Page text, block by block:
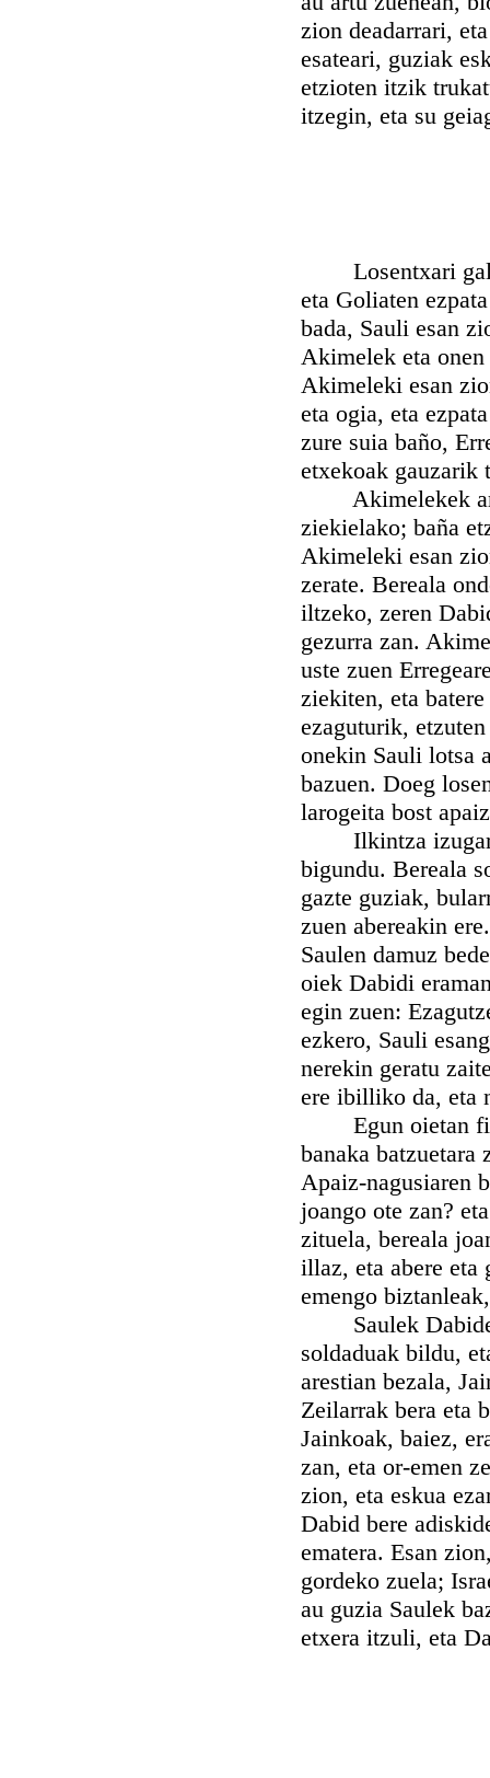
zion deadarrari,
esateari, guziak
etzioten itzik
itzegin, eta su
Losentxari
eta Goliaten
bada, Sauli esan
Akimelek eta
Akimeleki esan
eta ogia, eta
zure suia baño,
etxekoak gauzarik
Akimelekek
ziekielako; baña
Akimeleki esan
zerate. Bereala
iltzeko, zeren
gezurra zan.
uste zuen
ziekiten, eta
ezaguturik,
onekin Sauli lotsa
bazuen. Doeg
larogeita bost
Ilkintza izugarri
bigundu. Bereala
gazte guziak,
zuen abereakin
Saulen damuz
oiek Dabidi
egin zuen:
ezkero, Sauli
nerekin geratu
ere ibilliko da, eta
Egun oietan
banaka
Apaiz-nagusiaren
joango ote zan?
zituela, bereala
illaz, eta abere eta
emengo
Saulek Dabiden
soldaduak bildu,
arestian bezala,
Zeilarrak bera eta
Jainkoak, baiez,
zan, eta or-emen
zion, eta eskua
Dabid bere
ematera. Esan
gordeko zuela;
au guzia Saulek
etxera itzuli, eta